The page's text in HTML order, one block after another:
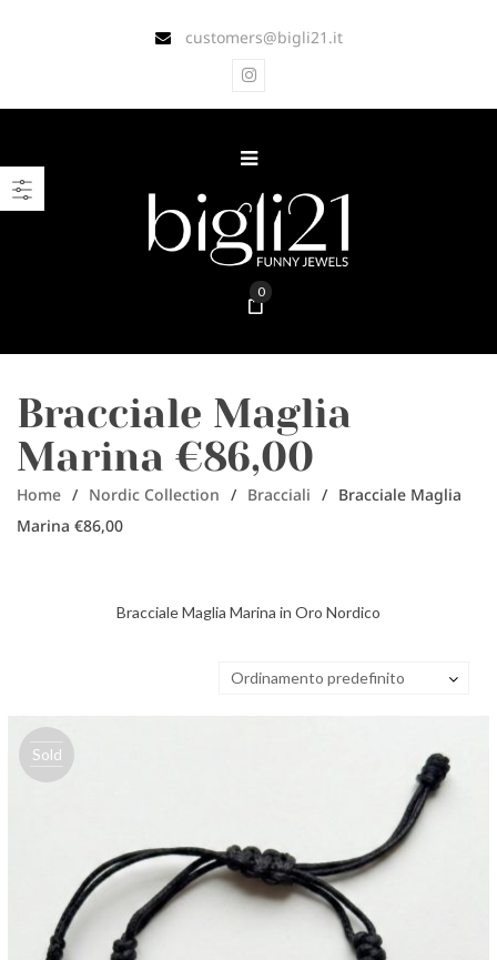
customers@bigli21.it
0
Bracciale Maglia
Marina €86,00
Home / Nordic Collection / Bracciali / Bracciale Maglia
Marina €86,00
Bracciale Maglia Marina in Oro Nordico
Ordinamento predefinito
Sold